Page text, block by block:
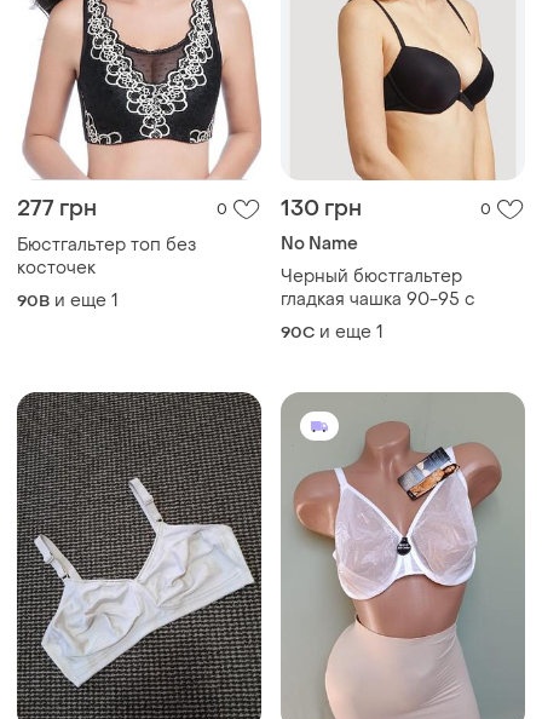
277 грн 0
Бюстгальтер топ без
косточек
90B и еще 1
130 грн 0
No Name
Черный бюстгальтер
гладкая чашка 90-95 c
90C и еще 1